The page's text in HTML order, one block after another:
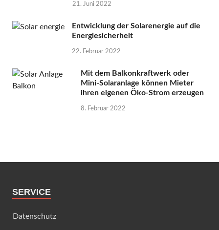
21. Juni 2022
Entwicklung der Solarenergie auf die
Energiesicherheit
22. Februar 2022
Mit dem Balkonkraftwerk oder
Mini-Solaranlage können Mieter
ihren eigenen Öko-Strom erzeugen
8. Februar 2022
SERVICE
Datenschutz